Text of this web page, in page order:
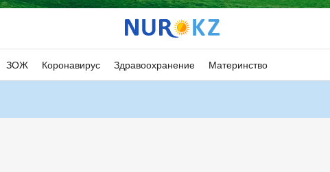
ЗОЖ Коронавирус Здравоохранение Материнство